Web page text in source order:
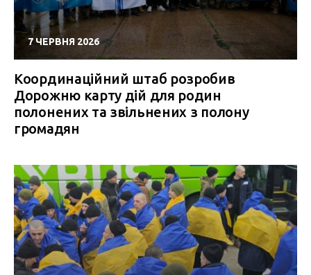
7 ЧЕРВНЯ 2026
Координаційний штаб розробив
Дорожню карту дій для родин
полонених та звільнених з полону
громадян